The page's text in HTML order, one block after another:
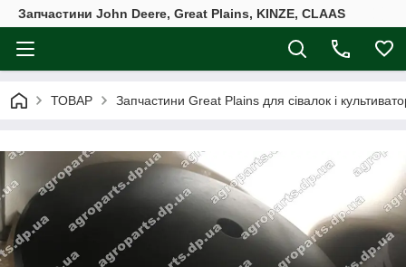
Запчастини John Deere, Great Plains, KINZE, CLAAS
ТОВАР Запчастини Great Plains для сівалок і